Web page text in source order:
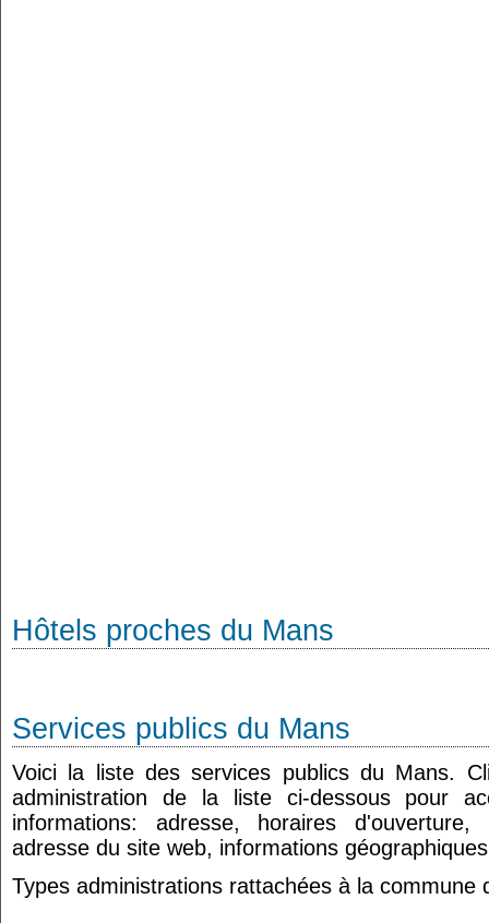
Hôtels proches du Mans
Services publics du Mans
Voici la liste des services publics du Mans.
administration de la liste ci-dessous pour
informations: adresse, horaires
adresse du site web, informations
Types administrations rattachées à la commune